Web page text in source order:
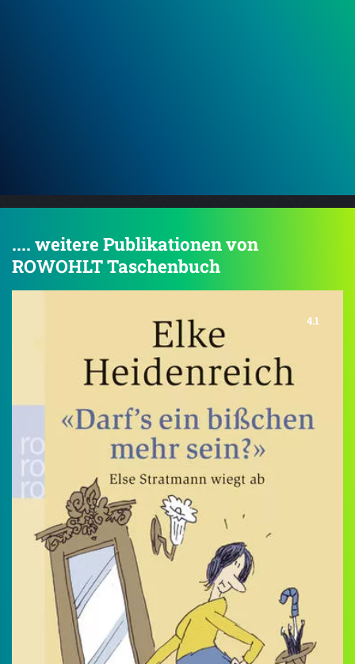
.... weitere Publikationen von
ROWOHLT Taschenbuch
4.1